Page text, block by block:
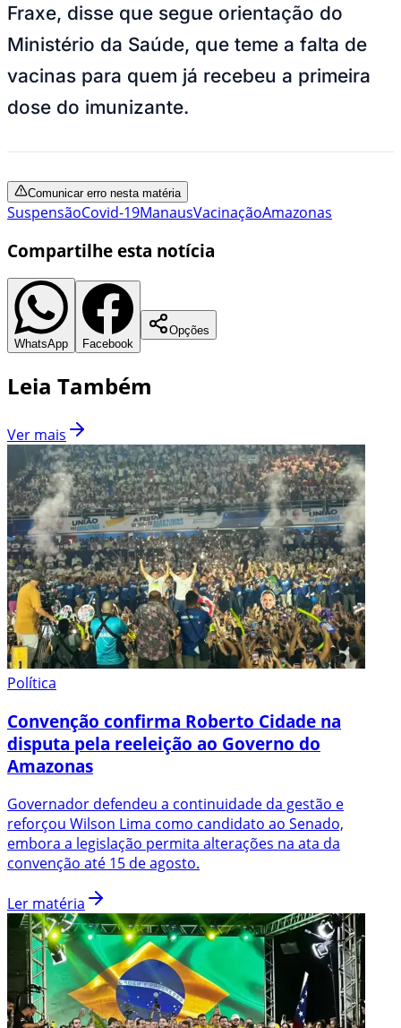
Fraxe, disse que segue orientação do
Ministério da Saúde, que teme a falta de
vacinas para quem já recebeu a primeira
dose do imunizante.
Comunicar erro nesta matéria
SuspensãoCovid-19ManausVacinaçãoAmazonas
Compartilhe esta notícia
WhatsApp Facebook
Opções
Leia Também
Ver mais
Política
Convenção confirma Roberto Cidade na
disputa pela reeleição ao Governo do
Amazonas
Governador defendeu a continuidade da gestão e
reforçou Wilson Lima como candidato ao Senado,
embora a legislação permita alterações na ata da
convenção até 15 de agosto.
Ler matéria